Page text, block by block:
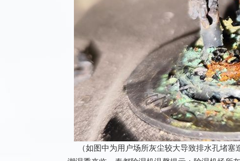
（如图中为用户场所灰尘较大导致排水孔堵